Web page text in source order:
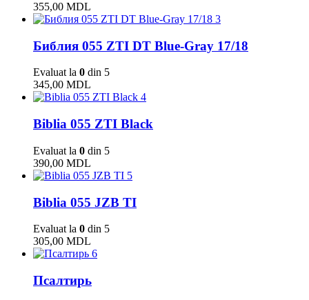
355,00 MDL
3
Библия 055 ZTI DT Blue-Gray 17/18
Evaluat la 0 din 5
345,00 MDL
4
Biblia 055 ZTI Black
Evaluat la 0 din 5
390,00 MDL
5
Biblia 055 JZB TI
Evaluat la 0 din 5
305,00 MDL
6
Псалтирь